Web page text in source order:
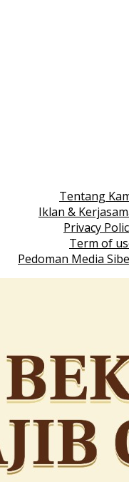
Tentang
Iklan &
Privacy
Term of
Pedoman Media